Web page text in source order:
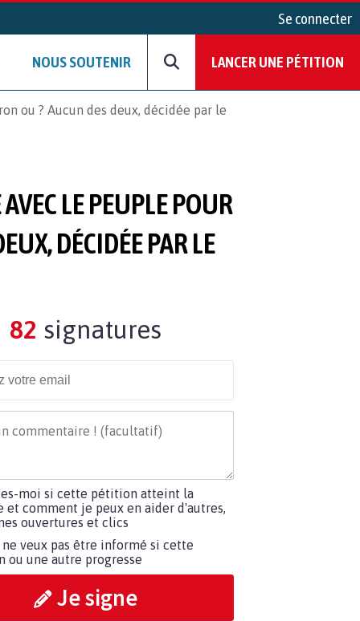
Se connecter
NOUS SOUTENIR LANCER UNE PÉTITION
ou ? Aucun des deux, décidée par le
LE PEUPLE POUR
DÉCIDÉE PAR LE
82 signatures
moi si cette pétition atteint la
et comment je peux en aider d'autres,
ouvertures et clics
ne veux pas être informé si cette
ou une autre progresse
Je signe